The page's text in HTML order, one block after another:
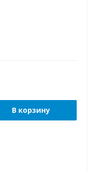
В корзину